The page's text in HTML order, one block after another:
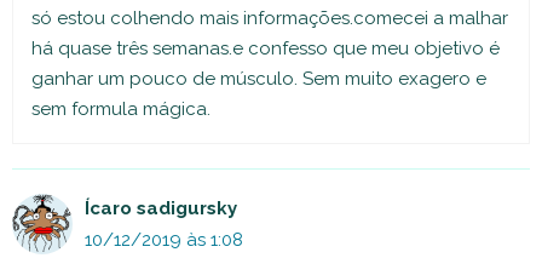
só estou colhendo mais informações.comecei a malhar
há quase três semanas.e confesso que meu objetivo é
ganhar um pouco de músculo. Sem muito exagero e
sem formula mágica.
Ícaro sadigursky
10/12/2019 às 1:08